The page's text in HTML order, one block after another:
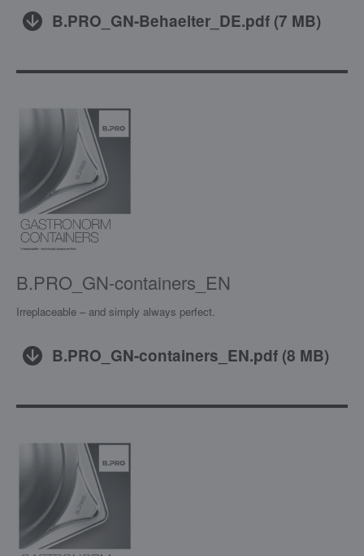
B.PRO_GN-Behaelter_DE.pdf (7 MB)
B.PRO_GN-containers_EN
Irreplaceable – and simply always perfect.
B.PRO_GN-containers_EN.pdf (8 MB)